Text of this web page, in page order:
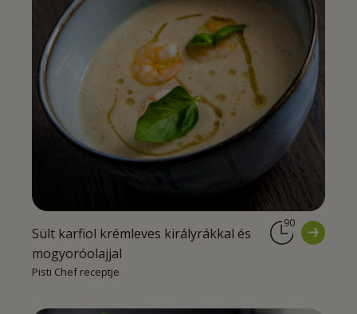
Sült karfiol krémleves királyrákkal és
mogyoróolajjal
Pisti Chef receptje
90